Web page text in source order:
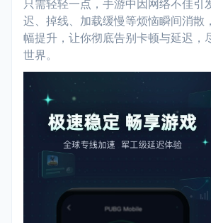
只需轻轻一点，手游中因网络不佳引
迟、掉线、加载缓慢等烦恼瞬间消散
幅提升，让你彻底告别卡顿与延迟，
世界。